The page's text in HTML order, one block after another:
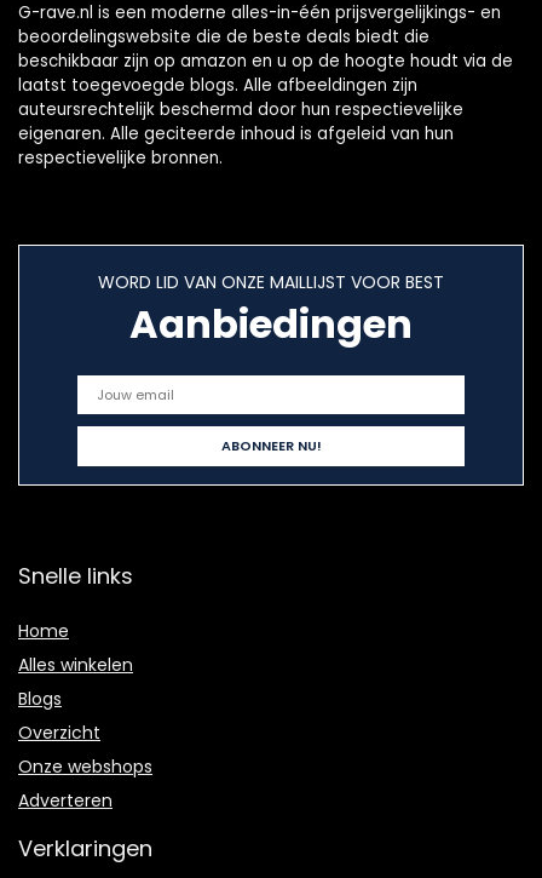
G-rave.nl is een moderne alles-in-één prijsvergelijkings- en
beoordelingswebsite die de beste deals biedt die
beschikbaar zijn op amazon en u op de hoogte houdt via de
laatst toegevoegde blogs. Alle afbeeldingen zijn
auteursrechtelijk beschermd door hun respectievelijke
eigenaren. Alle geciteerde inhoud is afgeleid van hun
respectievelijke bronnen.
WORD LID VAN ONZE MAILLIJST VOOR BEST
Aanbiedingen
Snelle links
Home
Alles winkelen
Blogs
Overzicht
Onze webshops
Adverteren
Verklaringen